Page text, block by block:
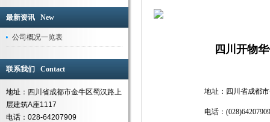
最新资讯 New
公司概况一览表
联系我们 Contact
地址：四川省成都市金牛区蜀汉路上
层建筑A座1117
电话：028-64207909
四川开物
地址：四川省成都
电话：(028)64207909